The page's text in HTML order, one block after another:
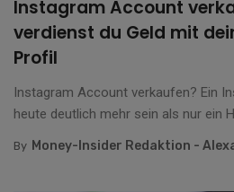
Instagram Account
verdienst du Geld mit
Profil
Instagram Account verkaufen? Ein
heute deutlich mehr sein als nur ein
By Money-Insider Redaktion -